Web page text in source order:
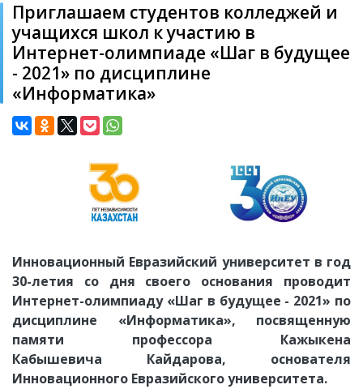
Приглашаем студентов колледжей и
учащихся школ к участию в
Интернет-олимпиаде «Шаг в будущее
- 2021» по дисциплине
«Информатика»
Инновационный Евразийский университет в год
30-летия со дня своего основания проводит
Интернет-олимпиаду«Шаг в будущее - 2021» по
дисциплине «Информатика», посвященную
памяти профессора
Кажыкена
Кабышевича
Кайдарова, основателя
Инновационного Евразийского университета.